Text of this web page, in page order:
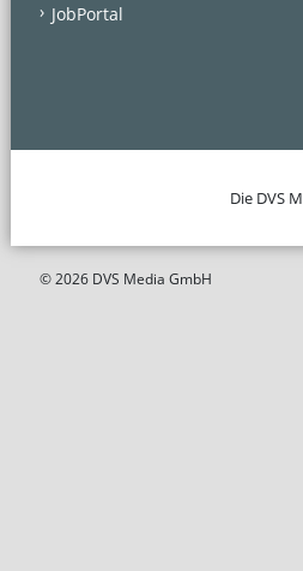
JobPortal
Die DVS
© 2026 DVS Media GmbH